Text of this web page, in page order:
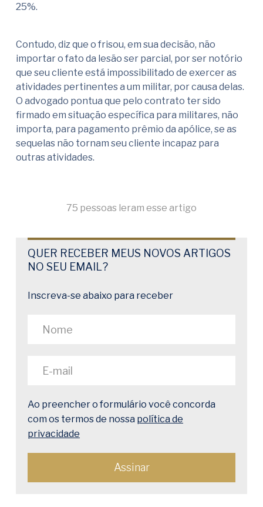
25%.
Contudo, diz que o frisou, em sua decisão, não
importar o fato da lesão ser parcial, por ser notório
que seu cliente está impossibilitado de exercer as
atividades pertinentes a um militar, por causa delas.
O advogado pontua que pelo contrato ter sido
firmado em situação específica para militares, não
importa, para pagamento prêmio da apólice, se as
sequelas não tornam seu cliente incapaz para
outras atividades.
75 pessoas leram esse artigo
QUER RECEBER MEUS NOVOS ARTIGOS
NO SEU EMAIL?
Inscreva-se abaixo para receber
Ao preencher o formulário você concorda
com os termos de nossa política de
privacidade